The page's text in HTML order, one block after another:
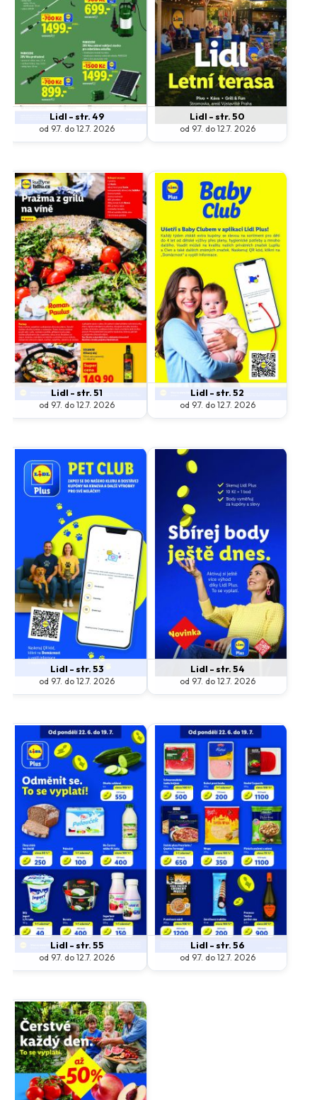
Lidl - str. 49
od 9.7. do 12.7. 2026
Lidl - str. 50
od 9.7. do 12.7. 2026
Lidl - str. 51
od 9.7. do 12.7. 2026
Lidl - str. 52
od 9.7. do 12.7. 2026
Lidl - str. 53
od 9.7. do 12.7. 2026
Lidl - str. 54
od 9.7. do 12.7. 2026
Lidl - str. 55
od 9.7. do 12.7. 2026
Lidl - str. 56
od 9.7. do 12.7. 2026